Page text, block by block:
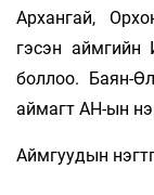
Архангай,
гэсэн
боллоо. Баян-
аймагт АН-ын
Аймгуудын